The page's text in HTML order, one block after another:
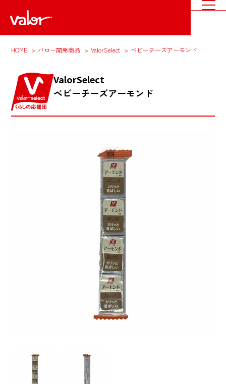
HOME バロー開発商品 ValorSelect ベビーチーズアーモンド
ValorSelect
ベビーチーズアーモンド